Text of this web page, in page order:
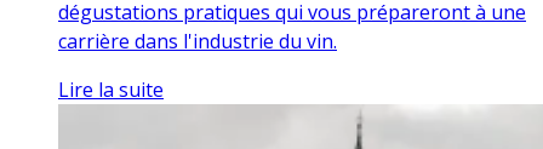
dégustations pratiques qui vous prépareront à une
carrière dans l'industrie du vin.
Lire la suite